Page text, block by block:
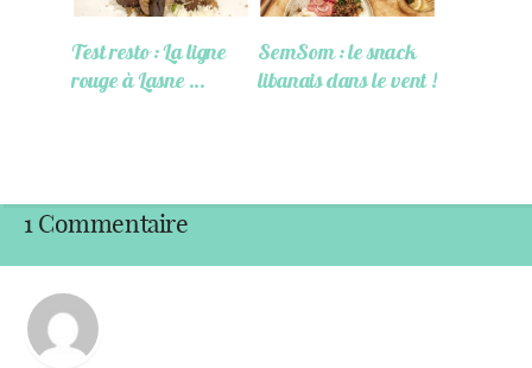
Test resto : La ligne
rouge à Lasne …
SemSom : le snack
libanais dans le vent !
1 Commentaire